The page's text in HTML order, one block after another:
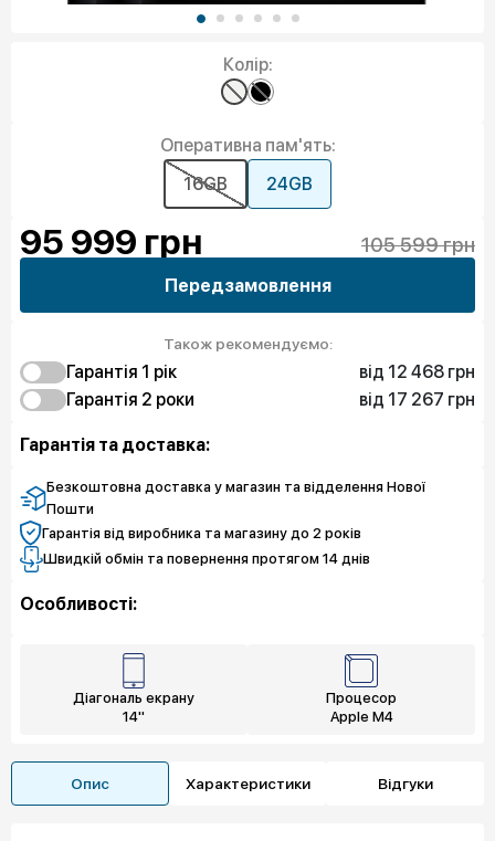
Колір:
Оперативна пам'ять:
16GB
24GB
95 999 грн 105 599 грн
Передзамовлення
Також рекомендуємо:
Гарантія 1 рік
від 12 468 грн
Експрес заміна
12 468 грн
Гарантія 2 роки
від 17 267 грн
Захист екрану
Гарантія та доставка:
Безкоштовна доставка у магазин та відделення Нової
Пошти
Гарантія від виробника та магазину до 2 років
Швидкій обмін та повернення протягом 14 днів
Особливості:
Діагональ екрану
14"
Процесор
Apple M4
Опис Характеристики Відгуки